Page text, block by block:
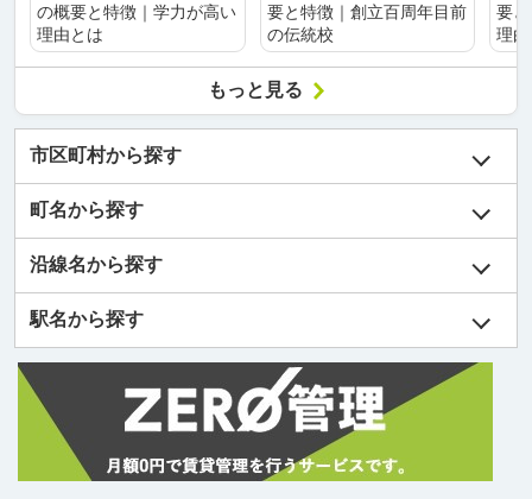
の概要と特徴｜学力が高い
理由とは
要と特徴｜創立百周年目前
の伝統校
要
理
もっと見る
市区町村から探す
町名から探す
沿線名から探す
駅名から探す